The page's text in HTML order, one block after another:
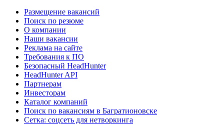
Размещение вакансий
Поиск по резюме
О компании
Наши вакансии
Реклама на сайте
Требования к ПО
Безопасный HeadHunter
HeadHunter API
Партнерам
Инвесторам
Каталог компаний
Поиск по вакансиям в Багратионовске
Сетка: соцсеть для нетворкинга